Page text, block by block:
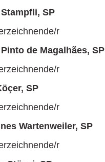
SP
r
de Magalhães, SP
r
SP
r
Wartenweiler, SP
r